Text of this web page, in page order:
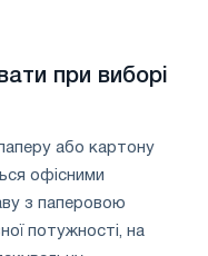
при виборі
або картону
офісними
з паперовою
потужності, на